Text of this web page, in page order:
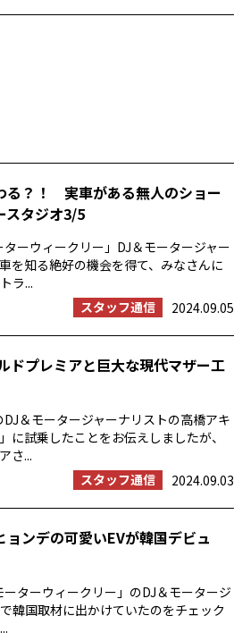
る？！ 実車がある無人のショー
スタジオ3/5
ーウィークリー」DJ＆モータージャー
を知る絶好の機会を得て、みなさんに
ラ...
スタッフ通信
2024.09.05
ドプレミアと巨大な現代マザー工
＆モータージャーナリストの高橋アキ
に試乗したことをお伝えしましたが、
さ...
スタッフ通信
2024.09.03
ョンデの可愛いEVが韓国デビュ
ターウィークリー」のDJ＆モータージ
韓国取材に出かけていたのをチェック